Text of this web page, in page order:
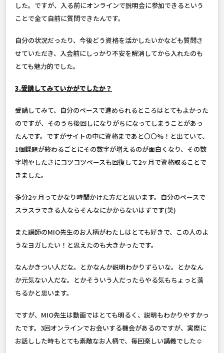
した。ですが、入る前にオンラインで説明会に参加できるという
ことで全て自前に質問できたんです。
自分の状況だったり、今後どう資格を活かしたいかなども質問さ
せていただき、入会前にしっかり不安を解消してから入れたのも
とても魅力的でした。
3.受講してみていかがでしたか？
受講してみて、自分のペースで進められるところはとてもよかった
のですが、そのうち後回しになりがちになってしまうことがあっ
たんです。ですがサイトの中に資格まであと〇〇%！と出ていて、
1個課題が終わるごとにその数字が増えるのが面白くなり、その数
字増やしたさにコツコツペースも回復して2ヶ月で資格取ることで
きました。
多分2ヶ月ってかなり時間かけた方だと思います。自分のペースで
スラスラできる人ならそんなにかからないはずです(笑)
また講師のMIO先生のお人柄がわたしはとても好きで、この人のよ
うなヨガしたい！と思えたのも大きかったです。
なんかきつい人だな。とかなんか説明わかりずらいな。とかなん
か元気ない人だな。とかそういう人だったらやる気もちょっと落
ちるかと思います。
ですが、MIO先生は動画ではとても明るく、説明もわかりやすかっ
たです。3回オンラインでお会いする機会があるのですが、実際に
お話しした時もとても素敵なお人柄で、毎回楽しい講義でした☺️